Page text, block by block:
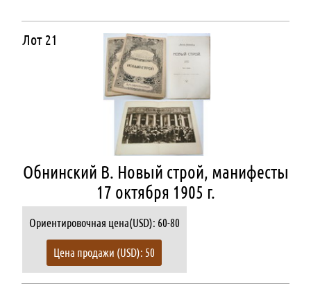
Лот 21
Обнинский В. Новый строй, манифесты
17 октября 1905 г.
Ориентировочная цена(USD): 60-80
Цена продажи (USD): 50